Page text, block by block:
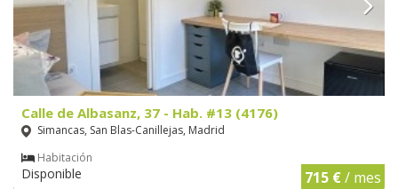
Calle de Albasanz, 37 - Hab. #13 (4176)
Simancas, San Blas-Canillejas, Madrid
Habitación
Disponible 715 €/ mes